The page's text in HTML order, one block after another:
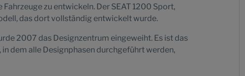
zu entwickeln. Der SEAT 1200 Sport,
das dort vollständig entwickelt wurde.
2007 das Designzentrum eingeweiht. Es ist das
dem alle Designphasen durchgeführt werden,